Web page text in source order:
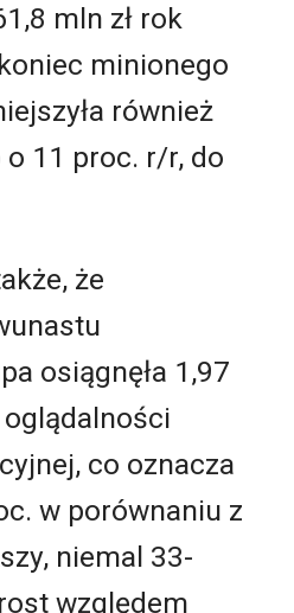
mln zł rok
minionego
również
o 11 proc. r/r, do
że
osiągnęła 1,97
oglądalności
co oznacza
w porównaniu z
niemal 33-
względem